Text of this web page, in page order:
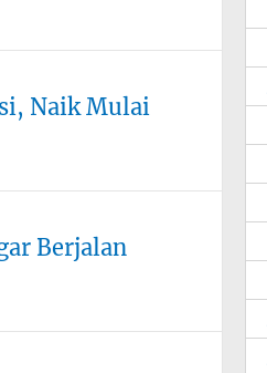
Naik Mulai
Berjalan